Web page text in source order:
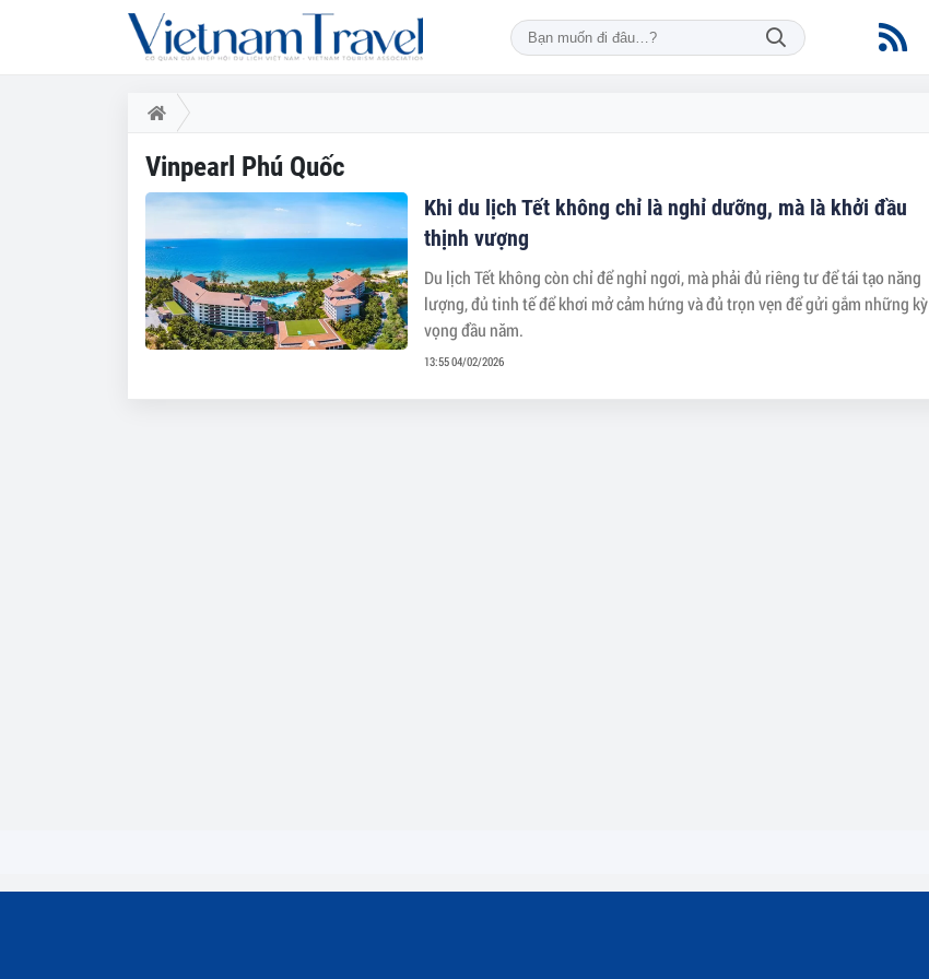
Vinpearl Phú Quốc
Khi du lịch Tết không chỉ là nghỉ dưỡng, mà là khởi đầu
thịnh vượng
Du lịch Tết không còn chỉ để nghỉ ngơi, mà phải đủ riêng tư để tái tạo năng
lượng, đủ tinh tế để khơi mở cảm hứng và đủ trọn vẹn để gửi gắm những kỳ
vọng đầu năm.
13:55 04/02/2026